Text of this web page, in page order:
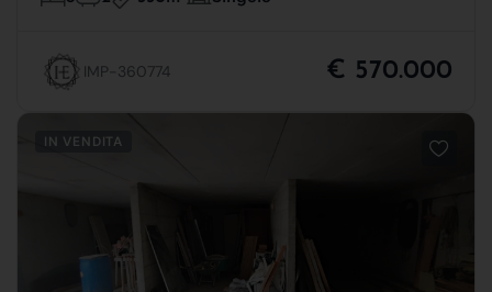
IMP-360774 € 570.000
IN VENDITA